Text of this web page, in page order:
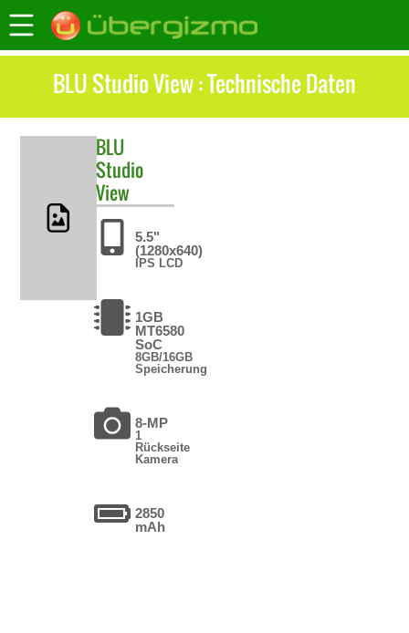
BLU Studio View : Technische Daten
BLU
Studio
View
5.5"
(1280x640)
IPS LCD
1GB
MT6580
SoC
8GB/16GB
Speicherung
8-MP
1
Rückseite
Kamera
2850
mAh